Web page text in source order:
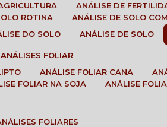
ANÁLISE DE
ROTINA ANÁLISE DE SOLO
DO SOLO ANÁLISE DE SOLO
ANÁLISES FOLIAR
ANÁLISE FOLIAR CANA
FOLIAR NA SOJA ANÁLISE
ANÁLISES FOLIARES